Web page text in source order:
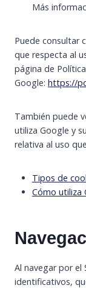
Más
Puede consultar
que respecta al
página de
Google: https://
También puede
utiliza Google y
relativa al uso
Tipos de
Cómo utiliza
Al navegar por el
identificativos,